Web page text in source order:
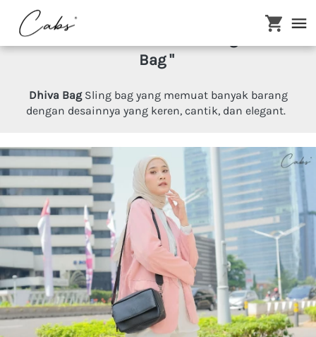
" Makin Praktis & Cantik , Dengan Dhiva
Bag"
Dhiva Bag Sling bag yang memuat banyak barang
dengan desainnya yang keren, cantik, dan elegant.